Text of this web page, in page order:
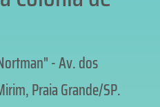
- Av. dos
Praia Grande/SP.